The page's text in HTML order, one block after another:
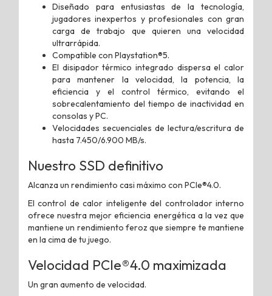
Diseñado para entusiastas de la tecnología,
jugadores inexpertos y profesionales con gran
carga de trabajo que quieren una velocidad
ultrarrápida.
Compatible con Playstation®5.
El disipador térmico integrado dispersa el calor
para mantener la velocidad, la potencia, la
eficiencia y el control térmico, evitando el
sobrecalentamiento del tiempo de inactividad en
consolas y PC.
Velocidades secuenciales de lectura/escritura de
hasta 7.450/6.900 MB/s.
Nuestro SSD definitivo
Alcanza un rendimiento casi máximo con PCIe®4.0.
El control de calor inteligente del controlador interno
ofrece nuestra mejor eficiencia energética a la vez que
mantiene un rendimiento feroz que siempre te mantiene
en la cima de tu juego.
Velocidad PCIe®4.0 maximizada
Un gran aumento de velocidad.